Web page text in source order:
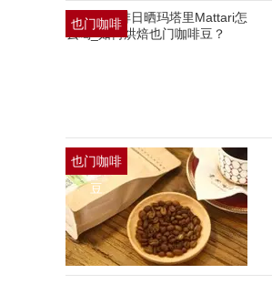
也门咖啡
也门咖啡
豆